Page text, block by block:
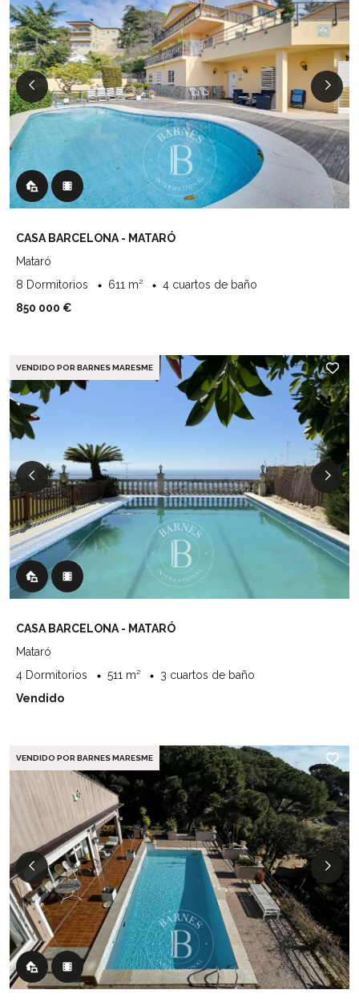
CASA BARCELONA - MATARÓ
Mataró
8 Dormitorios
611 m²
4 cuartos de baño
850 000 €
VENDIDO POR BARNES MARESME
CASA BARCELONA - MATARÓ
Mataró
4 Dormitorios
511 m²
3 cuartos de baño
Vendido
VENDIDO POR BARNES MARESME